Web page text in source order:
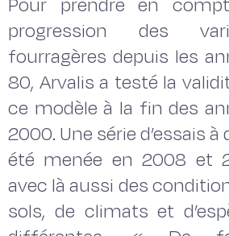
progression des
fourragères depuis les
80, Arvalis a testé la
ce modèle à la fin des
2000. Une série d’essais à
été menée en 2008 et
avec là aussi des
sols, de climats et